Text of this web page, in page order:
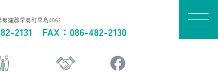
窪郡早島町早島4063
2131 FAX：086-482-2130